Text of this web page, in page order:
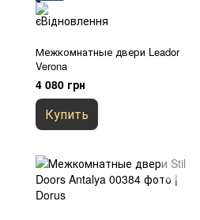
Межкомнатные двери Leador
Verona
4 080 грн
Купить